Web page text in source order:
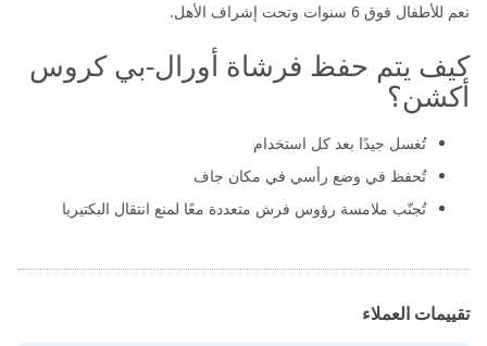
نعم للأطفال فوق 6 سنوات وتحت إشراف الأهل.
كيف يتم حفظ فرشاة أورال-بي كروس
أكشن؟
تُغسل جيدًا بعد كل استخدام
تُحفظ في وضع رأسي في مكان جاف
تُجنّب ملامسة رؤوس فرش متعددة معًا لمنع انتقال البكتيريا
تقييمات العملاء